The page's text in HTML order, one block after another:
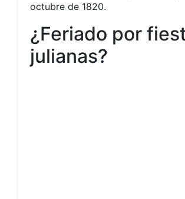
octubre de 1820.
¿Feriado por
julianas?